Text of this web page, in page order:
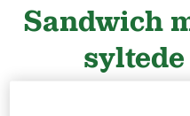
Sandwich